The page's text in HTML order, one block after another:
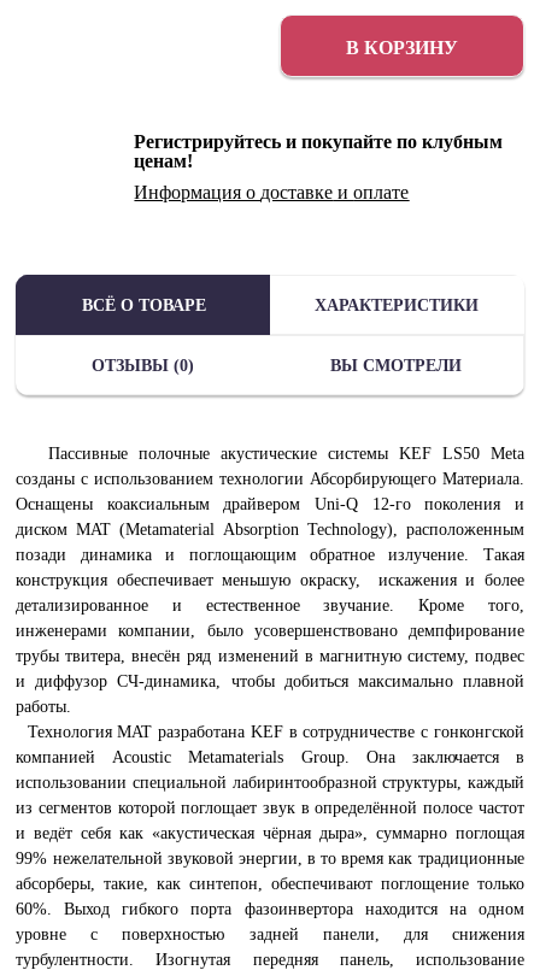
В КОРЗИНУ
Регистрируйтесь и покупайте по клубным
ценам!
Информация о доставке иоплате
ВСЁ О ТОВАРЕ ХАРАКТЕРИСТИКИ
ОТЗЫВЫ (0) ВЫ СМОТРЕЛИ
Пассивные полочные акустические системы KEF LS50 Meta
созданы с использованием технологии Абсорбирующего Материала.
Оснащены коаксиальным драйвером Uni-Q 12-го поколения и
диском MAT (Metamaterial Absorption Technology), расположенным
позади динамика и поглощающим обратное излучение. Такая
конструкция обеспечивает меньшую окраску, искажения и более
детализированное и естественное звучание. Кроме того,
инженерами компании, было усовершенствовано демпфирование
трубы твитера, внесён ряд изменений в магнитную систему, подвес
и диффузор СЧ-динамика, чтобы добиться максимально плавной
работы.
Технология MAT разработана KEF в сотрудничестве с гонконгской
компанией Acoustic Metamaterials Group. Она заключается в
использовании специальной лабиринтообразной структуры, каждый
из сегментов которой поглощает звук в определённой полосе частот
и ведёт себя как «акустическая чёрная дыра», суммарно поглощая
99% нежелательной звуковой энергии, в то время как традиционные
абсорберы, такие, как синтепон, обеспечивают поглощение только
60%. Выход гибкого порта фазоинвертора находится на одном
уровне с поверхностью задней панели, для снижения
турбулентности. Изогнутая передняя панель, использование